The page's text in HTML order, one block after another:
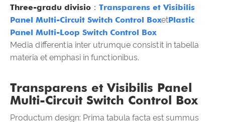
Three-gradu divisio ： Transparens et Visibilis
Panel Multi-Circuit Switch Control BoxetPlastic
Panel Multi-Loop Switch Control Box
Media differentia inter utrumque consistit in tabella
materia et emphasi in functionibus.
Transparens et Visibilis Panel
Multi-Circuit Switch Control Box
Productum design: Prima tabula facta est summus